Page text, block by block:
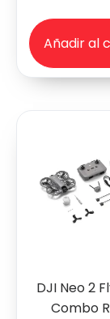
Añadir al
DJI Neo 2
Combo